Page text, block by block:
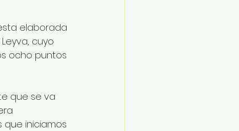
elaborada
cuyo
ocho puntos
que se va
que iniciamos